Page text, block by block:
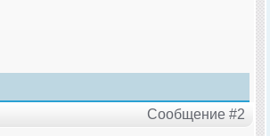
Сообщение #2